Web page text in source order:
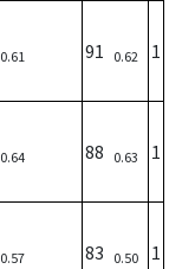
0.61 91 0.62 1
0.64 88 0.63 1
0.57 83 0.50 1